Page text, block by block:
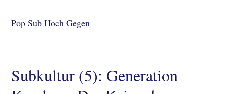
Pop Sub Hoch Gegen
Subkultur (5): Generation